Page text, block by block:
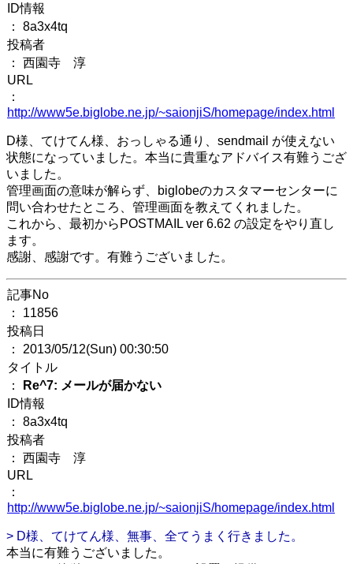
ID情報
： 8a3x4tq
投稿者
： 西園寺 淳
URL
：
http://www5e.biglobe.ne.jp/~saionjiS/homepage/index.html
D様、てけてん様、おっしゃる通り、sendmail が使えない
状態になっていました。本当に貴重なアドバイス有難うござ
いました。
管理画面の意味が解らず、biglobeのカスタマーセンターに
問い合わせたところ、管理画面を教えてくれました。
これから、最初からPOSTMAIL ver 6.62 の設定をやり直し
ます。
感謝、感謝です。有難うございました。
記事No
： 11856
投稿日
： 2013/05/12(Sun) 00:30:50
タイトル
：
Re^7: メールが届かない
ID情報
： 8a3x4tq
投稿者
： 西園寺 淳
URL
：
http://www5e.biglobe.ne.jp/~saionjiS/homepage/index.html
> D様、てけてん様、無事、全てうまく行きました。
本当に有難うございました。